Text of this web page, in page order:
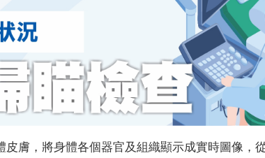
膚，將身體各個器官及組織顯示成實時圖像，